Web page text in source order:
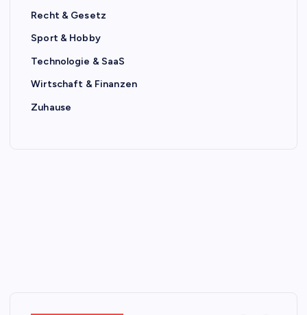
Recht & Gesetz
Sport & Hobby
Technologie & SaaS
Wirtschaft & Finanzen
Zuhause